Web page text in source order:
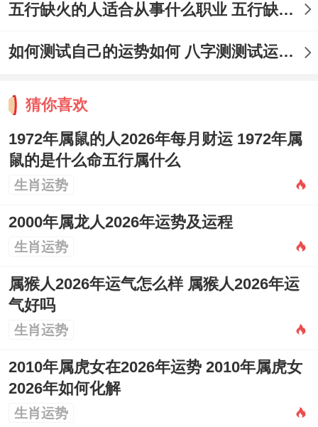
五行缺火的人适合从事什么职业 五行缺火的人适合从事的职业有哪些
如何测试自己的运势如何 八字测测试运运程
猜你喜欢
1972年属鼠的人2026年每月财运 1972年属
鼠的是什么命五行属什么
生肖运势
2000年属龙人2026年运势及运程
生肖运势
属猴人2026年运气怎么样 属猴人2026年运
气好吗
生肖运势
2010年属虎女在2026年运势 2010年属虎女
2026年如何化解
生肖运势